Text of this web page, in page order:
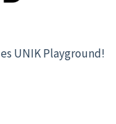
UNIK Playground!